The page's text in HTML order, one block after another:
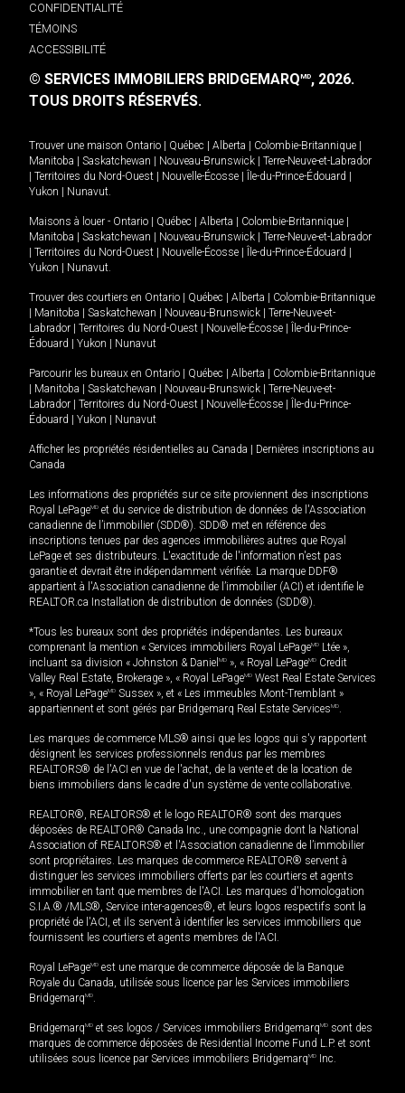
CONFIDENTIALITÉ
TÉMOINS
ACCESSIBILITÉ
© SERVICES IMMOBILIERS BRIDGEMARQMD, 2026.
TOUS DROITS RÉSERVÉS.
Trouver une maison Ontario Québec Alberta Colombie-Britannique
Manitoba
Saskatchewan Nouveau-Brunswick
Terre-Neuve-et-Labrador
Territoires du Nord-Ouest Nouvelle-Écosse Île-du-Prince-Édouard
Yukon
Nunavut.
Maisons à louer - Ontario Québec Alberta Colombie-Britannique
Manitoba
Saskatchewan Nouveau-Brunswick
Terre-Neuve-et-Labrador
Territoires du Nord-Ouest Nouvelle-Écosse Île-du-Prince-Édouard
Yukon
Nunavut.
Trouver des courtiers en Ontario Québec Alberta
Colombie-Britannique
Manitoba Saskatchewan Nouveau-Brunswick
Terre-Neuve-et-
Labrador
Territoires du Nord-Ouest Nouvelle-Écosse
Île-du-Prince-
Édouard
Yukon Nunavut
Parcourir les bureaux en Ontario Québec Alberta
Colombie-Britannique
Manitoba Saskatchewan Nouveau-Brunswick
Terre-Neuve-et-
Labrador
Territoires du Nord-Ouest Nouvelle-Écosse
Île-du-Prince-
Édouard
Yukon Nunavut
Afficher les propriétés résidentielles au Canada
Dernières inscriptions au
Canada
Les informations des propriétés sur ce site proviennent des inscriptions
Royal LePageMD et du service de distribution de données de l'Association
canadienne de l’immobilier (SDD®). SDD® met en référence des
inscriptions tenues par des agences immobilières autres que Royal
LePage et ses distributeurs. L'exactitude de l'information n'est pas
garantie et devrait être indépendamment vérifiée. La marque DDF®
appartient à l'Association canadienne de l’immobilier (ACI) et identifie le
REALTOR.ca Installation de distribution de données (SDD®).
*Tous les bureaux sont des propriétés indépendantes. Les bureaux
comprenant la mention « Services immobiliers Royal LePageMD Ltée »,
incluant sa division « Johnston & Daniel MD », « Royal LePageMD Credit
Valley Real Estate, Brokerage », « Royal LePageMD West Real Estate Services
», « Royal LePageMD Sussex », et « Les immeubles Mont-Tremblant »
appartiennent et sont gérés par Bridgemarq Real Estate ServicesMD.
Les marques de commerce MLS® ainsi que les logos qui s'y rapportent
désignent les services professionnels rendus par les membres
REALTORS® de l'ACI en vue de l'achat, de la vente et de la location de
biens immobiliers dans le cadre d'un système de vente collaborative.
REALTOR®, REALTORS® et le logo REALTOR® sont des marques
déposées de REALTOR® Canada Inc., une compagnie dont la National
Association of REALTORS® et l'Association canadienne de l’immobilier
sont propriétaires. Les marques de commerce REALTOR® servent à
distinguer les services immobiliers offerts par les courtiers et agents
immobilier en tant que membres de l'ACI. Les marques d'homologation
S.I.A.® /MLS®, Service inter-agences®, et leurs logos respectifs sont la
propriété de l'ACI, et ils servent à identifier les services immobiliers que
fournissent les courtiers et agents membres de l'ACI.
Royal LePageMD est une marque de commerce déposée de la Banque
Royale du Canada, utilisée sous licence par les Services immobiliers
BridgemarqMD.
BridgemarqMD et ses logos / Services immobiliers BridgemarqMD sont des
marques de commerce déposées de Residential Income Fund L.P. et sont
utilisées sous licence par Services immobiliers BridgemarqMD Inc.